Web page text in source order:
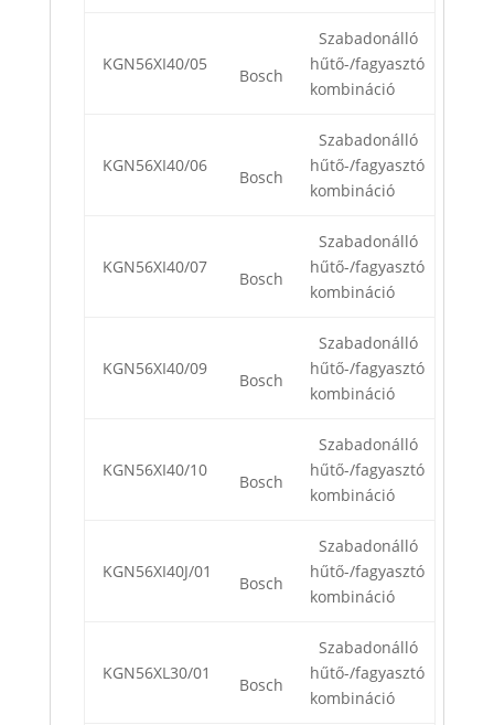
KGN56XI40/05
Bosch
Szabadonálló
hűtő-/fagyasztó
kombináció
KGN56XI40/06
Bosch
Szabadonálló
hűtő-/fagyasztó
kombináció
KGN56XI40/07
Bosch
Szabadonálló
hűtő-/fagyasztó
kombináció
KGN56XI40/09
Bosch
Szabadonálló
hűtő-/fagyasztó
kombináció
KGN56XI40/10
Bosch
Szabadonálló
hűtő-/fagyasztó
kombináció
KGN56XI40J/01
Bosch
Szabadonálló
hűtő-/fagyasztó
kombináció
KGN56XL30/01
Bosch
Szabadonálló
hűtő-/fagyasztó
kombináció